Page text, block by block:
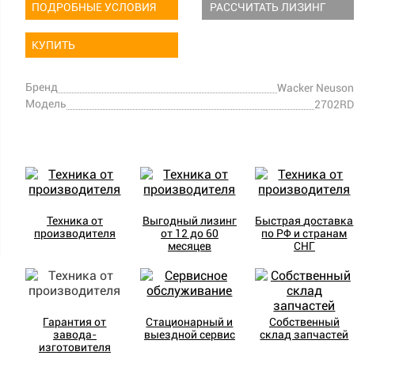
ПОДРОБНЫЕ УСЛОВИЯ РАССЧИТАТЬ ЛИЗИНГ
КУПИТЬ
Бренд
Wacker Neuson
Модель
2702RD
Техника от
производителя
Выгодный лизинг
от 12 до 60
месяцев
Быстрая доставка
по РФ и странам
СНГ
Гарантия от
завода-
изготовителя
Стационарный и
выездной сервис
Собственный
склад запчастей